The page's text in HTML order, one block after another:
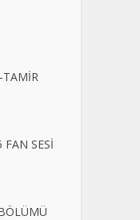
FAN SESİ